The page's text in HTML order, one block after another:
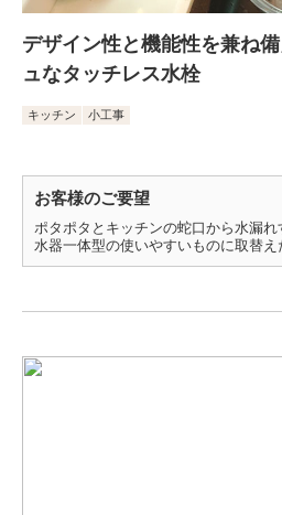
デザイン性と機能性を兼ね
ュなタッチレス水栓
キッチン 小工事
お客様のご要望
ポタポタとキッチンの蛇口から水漏
水器一体型の使いやすいものに取替え